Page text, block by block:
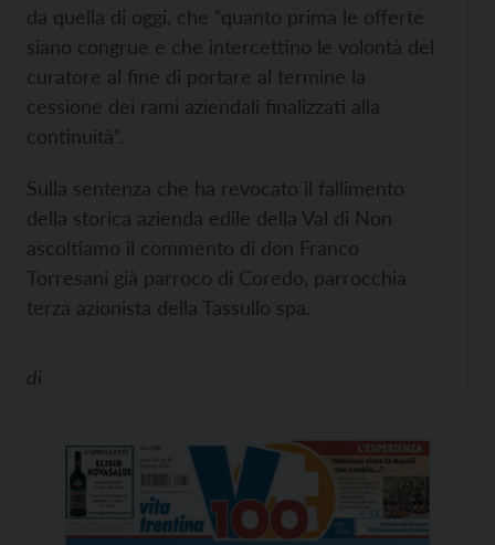
da quella di oggi, che “quanto prima le offerte
siano congrue e che intercettino le volontà del
curatore al fine di portare al termine la
cessione dei rami aziendali finalizzati alla
continuità”.
Sulla sentenza che ha revocato il fallimento
della storica azienda edile della Val di Non
ascoltiamo il commento di don Franco
Torresani già parroco di Coredo, parrocchia
terza azionista della Tassullo spa.
di